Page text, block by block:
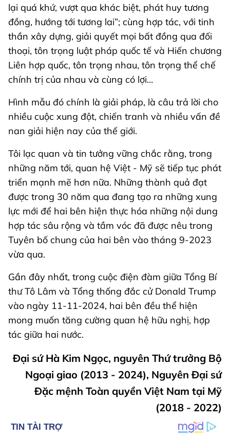
lại quá khứ, vượt qua khác biệt, phát huy tương
đồng, hướng tới tương lai”; cùng hợp tác, với tinh
thần xây dựng, giải quyết mọi bất đồng qua đối
thoại, tôn trọng luật pháp quốc tế và Hiến chương
Liên hợp quốc, tôn trọng nhau, tôn trọng thể chế
chính trị của nhau và cùng có lợi…
Hình mẫu đó chính là giải pháp, là câu trả lời cho
nhiều cuộc xung đột, chiến tranh và nhiều vấn đề
nan giải hiện nay của thế giới.
Tôi lạc quan và tin tưởng vững chắc rằng, trong
những năm tới, quan hệ Việt - Mỹ sẽ tiếp tục phát
triển mạnh mẽ hơn nữa. Những thành quả đạt
được trong 30 năm qua đang tạo ra những xung
lực mới để hai bên hiện thực hóa những nội dung
hợp tác sâu rộng và tầm vóc đã được nêu trong
Tuyên bố chung của hai bên vào tháng 9-2023
vừa qua.
Gần đây nhất, trong cuộc điện đàm giữa Tổng Bí
thư Tô Lâm và Tổng thống đắc cử Donald Trump
vào ngày 11-11-2024, hai bên đều thể hiện
mong muốn tăng cường quan hệ hữu nghị, hợp
tác giữa hai nước.
Đại sứ Hà Kim Ngọc, nguyên Thứ trưởng Bộ
Ngoại giao (2013 - 2024), Nguyên Đại sứ
Đặc mệnh Toàn quyền Việt Nam tại Mỹ
(2018 - 2022)